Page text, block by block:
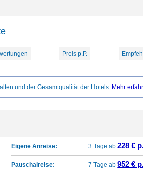
Preis p.P.
und der Gesamtqualität der Hotels. Mehr
Eigene Anreise: 3 Tage ab228 €
Pauschalreise: 7 Tage ab952 €